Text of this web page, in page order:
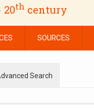
20th century
SOURCES
Search